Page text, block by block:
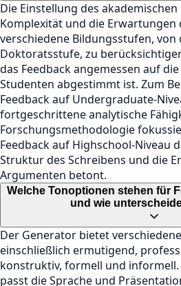
Die Einstellung des
Komplexität und die Erwartungen
verschiedene Bildungsstufen,
Doktoratsstufe, zu
das Feedback angemessen auf
Studenten abgestimmt ist. Zum
Feedback auf Undergraduate-
fortgeschrittene analytische
Forschungsmethodologie
Feedback auf Highschool-Niveau
Struktur des Schreibens und die
Argumenten betont.
Welche Tonoptionen stehen für
und wie
Der Generator bietet
einschließlich ermutigend,
konstruktiv, formell und informell.
passt die Sprache und